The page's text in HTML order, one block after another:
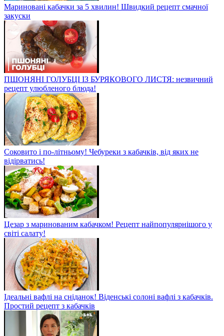
Мариновані кабачки за 5 хвилин! Швидкий рецепт смачної
закуски
ПШОНЯНІ ГОЛУБЦІ ІЗ БУРЯКОВОГО ЛИСТЯ: незвичний
рецепт улюбленого блюда!
Соковито і по-літньому! Чебуреки з кабачків, від яких не
відірватись!
Цезар з маринованим кабачком! Рецепт найпопулярнішого у
світі салату!
Ідеальні вафлі на сніданок! Віденські солоні вафлі з кабачків.
Простий рецепт з кабачків